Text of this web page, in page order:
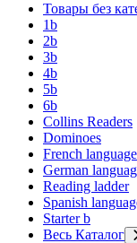
Товары без
1b
2b
3b
4b
5b
6b
Collins Readers
Dominoes
French language
German
Reading ladder
Spanish
Starter b
Весь Каталог